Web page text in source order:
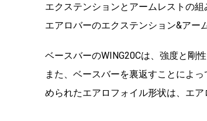
エクステンションとアームレストの
エアロバーのエクステンション&アー
ベースバーのWING20Cは、強度と剛性
また、ベースバーを裏返すことによっ
められたエアロフォイル形状は、 エア